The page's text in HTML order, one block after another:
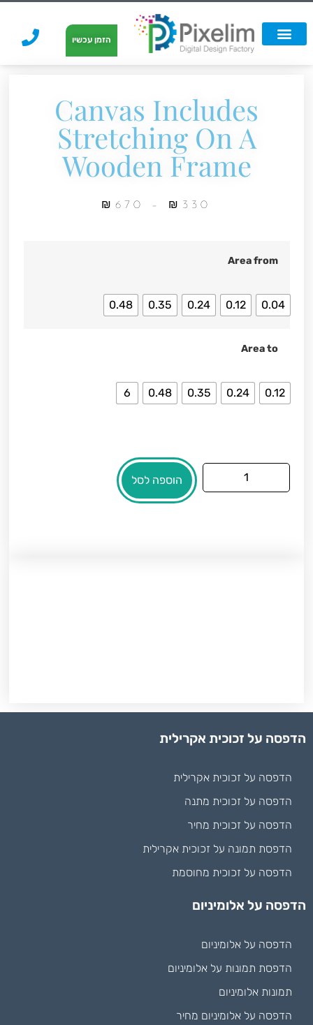
הזמן עכשיו
Canvas Includes
Stretching On A
Wooden Frame
₪ 330
–
₪ 670
Area from
0.04
0.12
0.24
0.35
0.48
Area to
0.12
0.24
0.35
0.48
6
הוספה לסל
הדפסה על זכוכית אקרילית
הדפסה על זכוכית אקרילית
הדפסה על זכוכית מתנה
הדפסה על זכוכית מחיר
הדפסת תמונה על זכוכית אקרילית
הדפסה על זכוכית מחוסמת
הדפסה על אלומיניום
הדפסה על אלומיניום
הדפסת תמונות על אלומיניום
תמונות אלומיניום
הדפסה על אלומיניום מחיר